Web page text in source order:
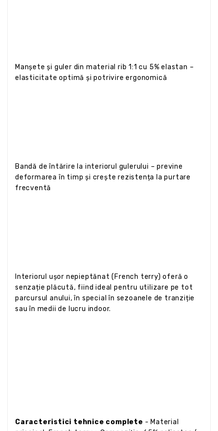
Manșete și guler din material rib 1:1 cu 5% elastan –
elasticitate optimă și potrivire ergonomică
Bandă de întărire la interiorul gulerului – previne
deformarea în timp și crește rezistența la purtare
frecventă
Interiorul ușor nepieptănat (French terry) oferă o
senzație plăcută, fiind ideal pentru utilizare pe tot
parcursul anului, în special în sezoanele de tranziție
sau în medii de lucru indoor.
Caracteristici tehnice complete - Material